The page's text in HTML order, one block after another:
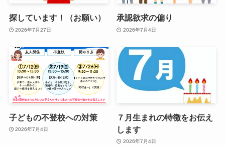
探しています！（お願い）
2026年7月27日
承認欲求の偏り
2026年7月4日
子どもの不登校への対策
2026年7月4日
７月生まれの特徴をお伝え
します
2026年7月4日